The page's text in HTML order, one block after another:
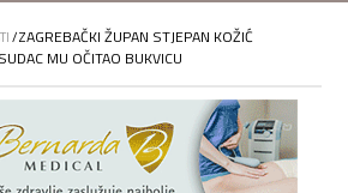
/ZAGREBAČKI ŽUPAN STJEPAN KOŽIĆ
MU OČITAO BUKVICU